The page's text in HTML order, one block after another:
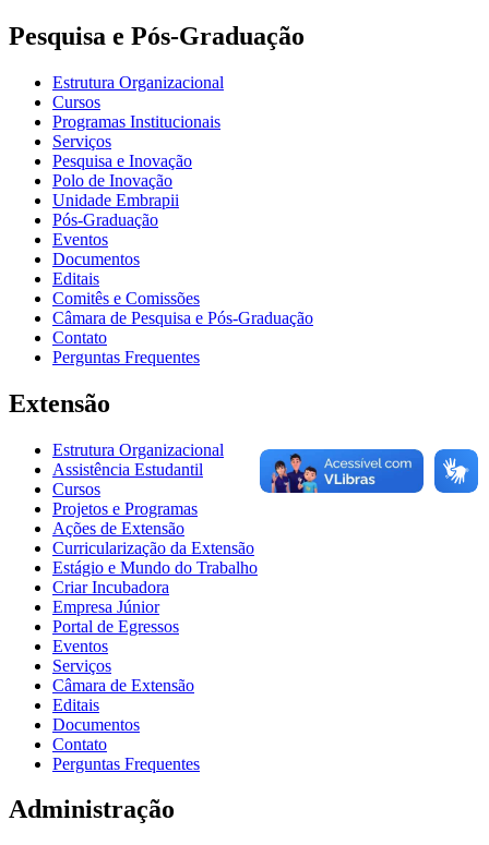
Pesquisa e Pós-Graduação
Estrutura Organizacional
Cursos
Programas Institucionais
Serviços
Pesquisa e Inovação
Polo de Inovação
Unidade Embrapii
Pós-Graduação
Eventos
Documentos
Editais
Comitês e Comissões
Câmara de Pesquisa e Pós-Graduação
Contato
Perguntas Frequentes
Extensão
Estrutura Organizacional
Assistência Estudantil
Cursos
Projetos e Programas
Ações de Extensão
Curricularização da Extensão
Estágio e Mundo do Trabalho
Criar Incubadora
Empresa Júnior
Portal de Egressos
Eventos
Serviços
Câmara de Extensão
Editais
Documentos
Contato
Perguntas Frequentes
Administração